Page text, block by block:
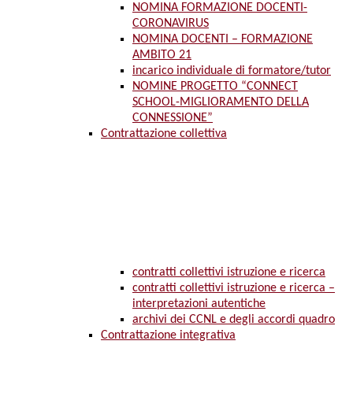
NOMINA FORMAZIONE DOCENTI-
CORONAVIRUS
NOMINA DOCENTI – FORMAZIONE
AMBITO 21
incarico individuale di formatore/tutor
NOMINE PROGETTO “CONNECT
SCHOOL-MIGLIORAMENTO DELLA
CONNESSIONE”
Contrattazione collettiva
contratti collettivi istruzione e ricerca
contratti collettivi istruzione e ricerca –
interpretazioni autentiche
archivi dei CCNL e degli accordi quadro
Contrattazione integrativa